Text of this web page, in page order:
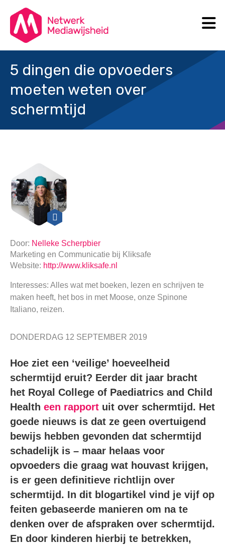
5 dingen die opvoeders
moeten weten over
schermtijd
Door: Nelleke Scherpbier
Marketing en Communicatie bij Kliksafe
Website: http://www.kliksafe.nl
Interesses: Alles wat met boeken, lezen en schrijven te
maken heeft, het bos in met Moose, onze Spinone
Italiano, reizen.
DONDERDAG 12 SEPTEMBER 2019
Hoe ziet een ‘veilige’ hoeveelheid
schermtijd eruit? Eerder dit jaar bracht
het Royal College of Paediatrics and Child
Health een rapport uit over schermtijd. Het
goede nieuws is dat ze geen overtuigend
bewijs hebben gevonden dat schermtijd
schadelijk is – maar helaas voor
opvoeders die graag wat houvast krijgen,
is er geen definitieve richtlijn over
schermtijd. In dit blogartikel vind je vijf op
feiten gebaseerde manieren om na te
denken over de afspraken over schermtijd.
En door kinderen hierbij te betrekken,